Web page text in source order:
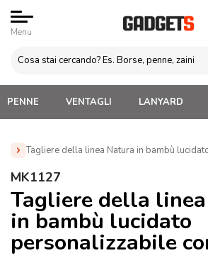
Menu
PENNE VENTAGLI LANYARD
Tagliere della linea Natura in bambù
Home »
con logo (MK1127)
MK1127
Tagliere della
in bambù lucidato
personalizzabile